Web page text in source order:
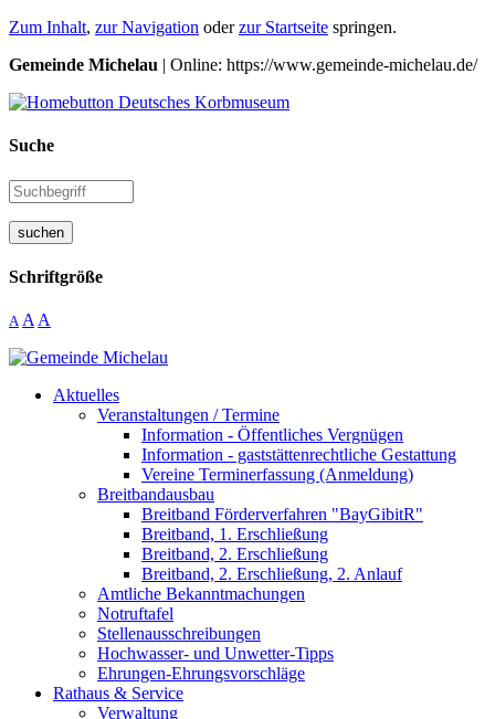
Zum Inhalt, zur Navigation oderzur Startseite springen.
Gemeinde Michelau | Online: https://www.gemeinde-michelau.de/
Suche
suchen
Schriftgröße
A A A
Aktuelles
Veranstaltungen / Termine
Information - Öffentliches Vergnügen
Information - gaststättenrechtliche Gestattung
Vereine Terminerfassung (Anmeldung)
Breitbandausbau
Breitband Förderverfahren "BayGibitR"
Breitband, 1. Erschließung
Breitband, 2. Erschließung
Breitband, 2. Erschließung, 2. Anlauf
Amtliche Bekanntmachungen
Notruftafel
Stellenausschreibungen
Hochwasser- und Unwetter-Tipps
Ehrungen-Ehrungsvorschläge
Rathaus & Service
Verwaltung